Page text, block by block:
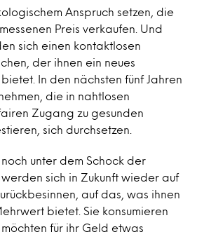
Anspruch setzen, die
Preis verkaufen. Und
sich einen kontaktlosen
der ihnen ein neues
In den nächsten fünf Jahren
die in nahtlosen
Zugang zu gesunden
sich durchsetzen.
noch unter dem Schock der
sich in Zukunft wieder auf
auf das, was ihnen
bietet. Sie konsumieren
für ihr Geld etwas